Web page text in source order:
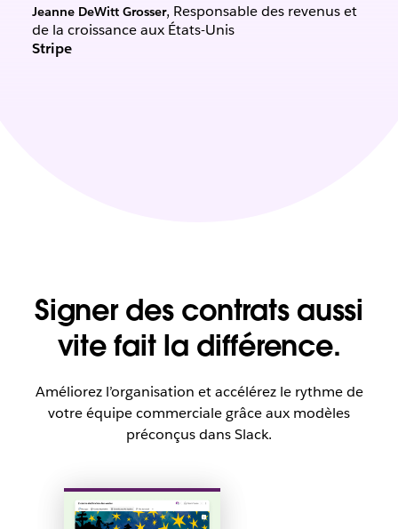
Jeanne DeWitt Grosser, Responsable des revenus et
de la croissance aux États-Unis
Stripe
Signer des contrats aussi
vite fait la différence.
Améliorez l’organisation et accélérez le rythme de
votre équipe commerciale grâce aux modèles
préconçus dans Slack.